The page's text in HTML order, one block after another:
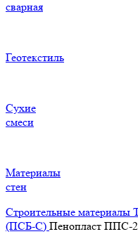
сварная
Геотекстиль
Сухие
смеси
Материалы
стен
Строительные материалы
(ПСБ-С) Пенопласт ППС-